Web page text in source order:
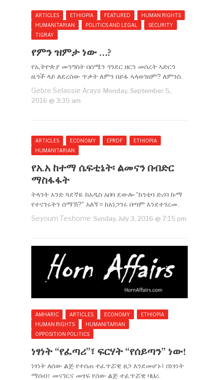
ARTICLES ETHIOPIA FEATURED
HUMAN RIGHTS
HUMANITARIAN
POLITICS AND LEGAL
SECURITY
TIGRAY
የምን ዝምታ ነው …?
የኢትዮጵያ መንግስት በሰሜን ጎንደር ዘርን መሰረት ኣድርጎ
ዜጎች ላይ ለደረሰው ጥቃት ለምን በይፋ ኣላወገዘም? ለምንስ.
Gebre Selassie Araya Monday, September 5,
2016 @ 3:35 am
ARTICLES ECONOMY EPRDF
ETHIOPIA
HUMANITARIAN
የአ.አ ከተማ ሴፍቲኔት፡ ልመናን በብድር
ማስፋፋት
ትላንት አንድ ጓደኛዬ ከአዲስ አበባ ደውሎ “ከንቲባ ድሪባ ኩማ
የተናገሩትን ሰማኽ?” አለኝ። ከአነጋገሩ በጣም እንደተገረመ.
Seyoum Teshome Sunday, July 3, 2016 @ 7:15 pm
AMHARIC ARTICLES ECONOMY
ETHIOPIA
HUMAN RIGHTS
HUMANITARIAN
OPPOSITION POLITICS
ነፃነት “የፈጣሪ”፣ ፍርሃት “የሰይጣን” ነው!
ነፃነት ለሰው ልጅ የተሰጠ ተፈጥሯዊ ፀጋ እንደመሆኑ፤ በነፃነት
ማሰብ፣ መናገርና መፃፍ የሰው ልጅ ተፈጥሯዊ ባህሪ.